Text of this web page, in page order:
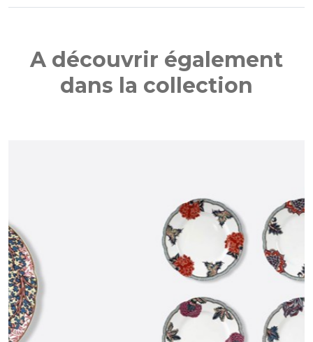
A découvrir également
dans la collection